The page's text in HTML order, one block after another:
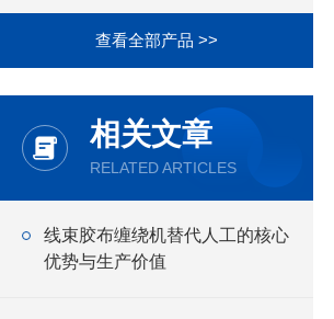
查看全部产品 >>
相关文章
RELATED ARTICLES
线束胶布缠绕机替代人工的核心
优势与生产价值